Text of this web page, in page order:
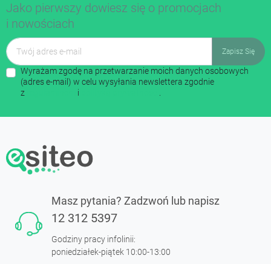
Jako pierwszy dowiesz się o promocjach
i nowościach
Wyrażam zgodę na przetwarzanie moich danych osobowych
(adres e-mail) w celu wysyłania newslettera zgodnie
z
i
Masz pytania? Zadzwoń lub napisz
12 312 5397
Godziny pracy infolinii:
poniedziałek-piątek 10:00-13:00